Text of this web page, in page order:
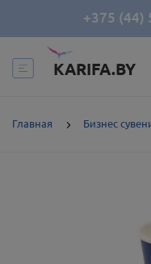
+375 (44)
KARIFA.BY
Главная Бизнес